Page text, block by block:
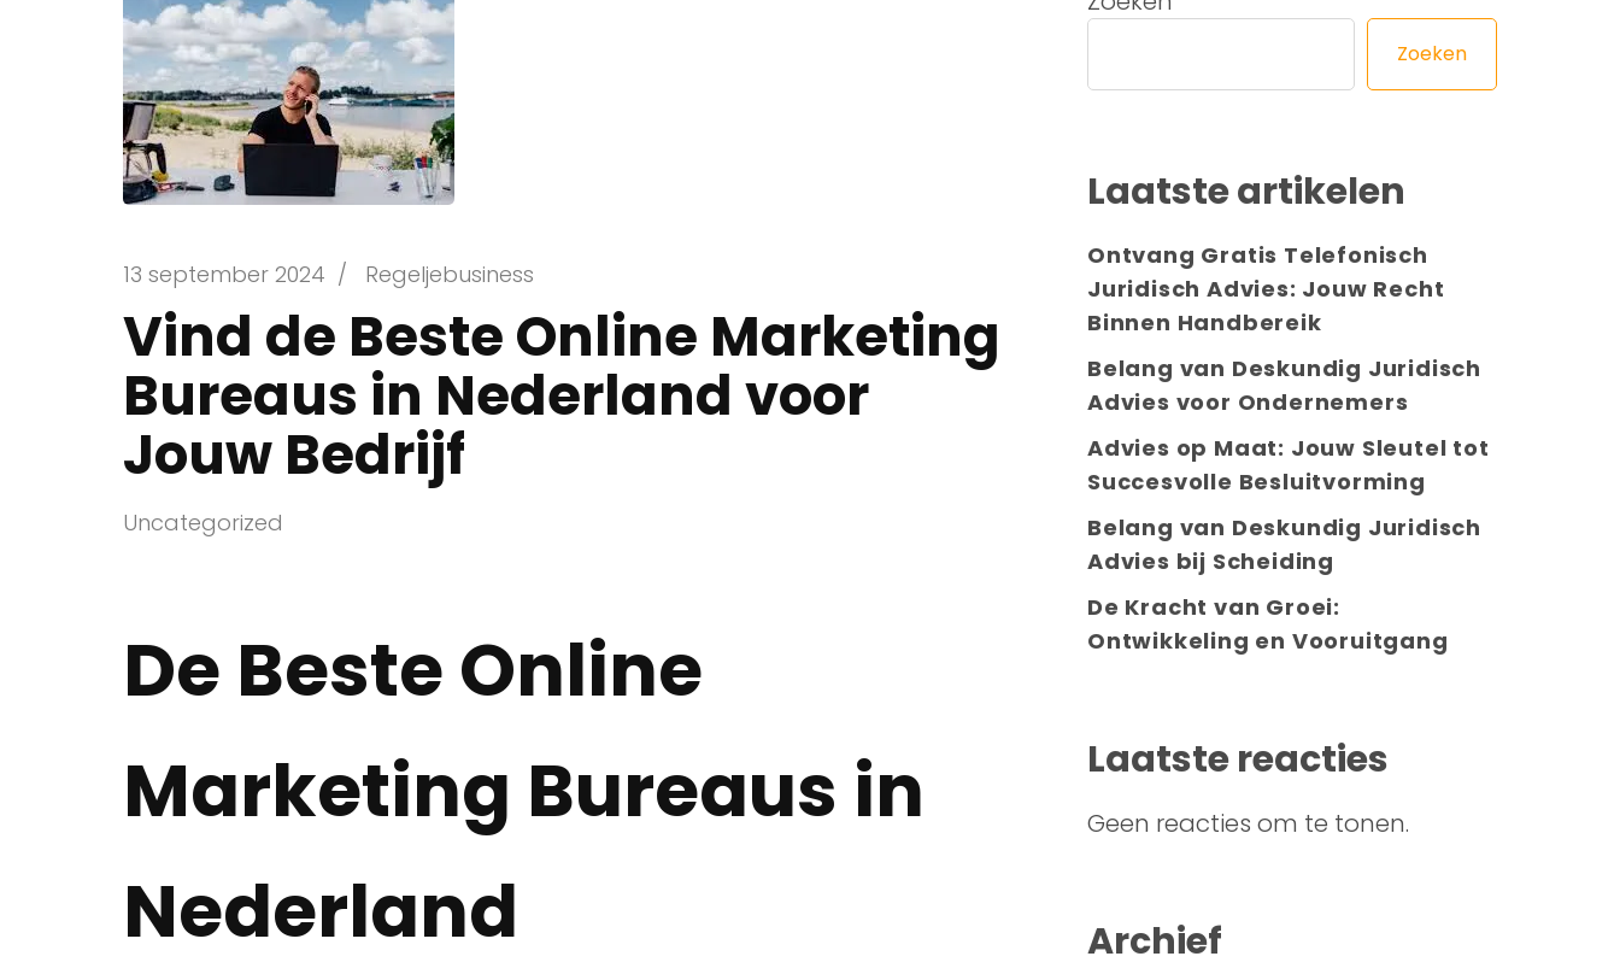
13 september 2024 / Regeljebusiness
Vind de Beste Online Marketing
Bureaus in Nederland voor
Jouw Bedrijf
Uncategorized
De Beste Online
Marketing Bureaus in
Nederland
Zoeken
Laatste artikelen
Ontvang Gratis Telefonisch
Juridisch Advies: Jouw Recht
Binnen Handbereik
Belang van Deskundig Juridisch
Advies voor Ondernemers
Advies op Maat: Jouw Sleutel tot
Succesvolle Besluitvorming
Belang van Deskundig Juridisch
Advies bij Scheiding
De Kracht van Groei:
Ontwikkeling en Vooruitgang
Laatste reacties
Geen reacties om te tonen.
Archief